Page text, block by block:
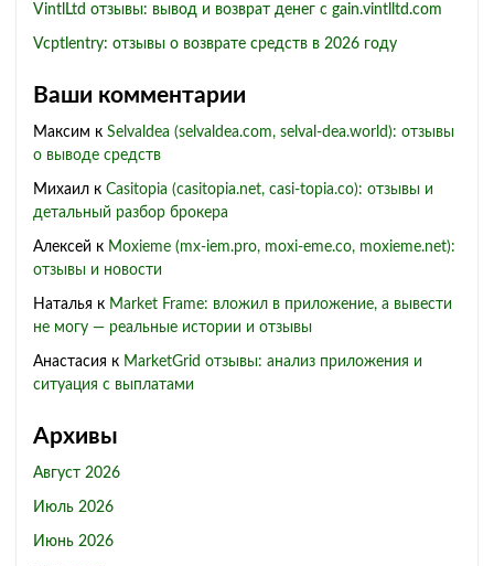
VintlLtd отзывы: вывод и возврат денег с gain.vintlltd.com
Vcptlentry: отзывы о возврате средств в 2026 году
Ваши комментарии
Максим к Selvaldea (selvaldea.com, selval-dea.world): отзывы
о выводе средств
Михаил к Casitopia (casitopia.net, casi-topia.co): отзывы и
детальный разбор брокера
Алексей к Moxieme (mx-iem.pro, moxi-eme.co, moxieme.net):
отзывы и новости
Наталья к Market Frame: вложил в приложение, а вывести
не могу — реальные истории и отзывы
Анастасия к MarketGrid отзывы: анализ приложения и
ситуация с выплатами
Архивы
Август 2026
Июль 2026
Июнь 2026